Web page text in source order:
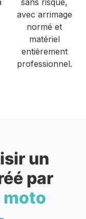
avec arrimage
normé et
matériel
entièrement
professionnel.
un
par
moto